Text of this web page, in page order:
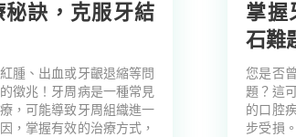
訣，克服牙結
腫、出血或牙齦退縮等問
徵兆！牙周病是一種常見
，可能導致牙周組織進一
，掌握有效的治療方式，
掌握
石難
您是否
題？這
的口腔
步受損